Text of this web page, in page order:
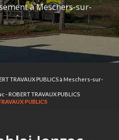
à Meschers-sur-
TRAVAUX PUBLICS à Meschers-sur-
ROBERT TRAVAUX PUBLICS
PUBLICS